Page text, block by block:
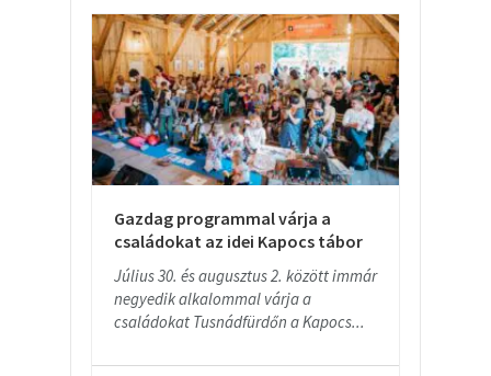
Gazdag programmal várja a
családokat az idei Kapocs tábor
Július 30. és augusztus 2. között immár
negyedik alkalommal várja a
családokat Tusnádfürdőn a Kapocs...